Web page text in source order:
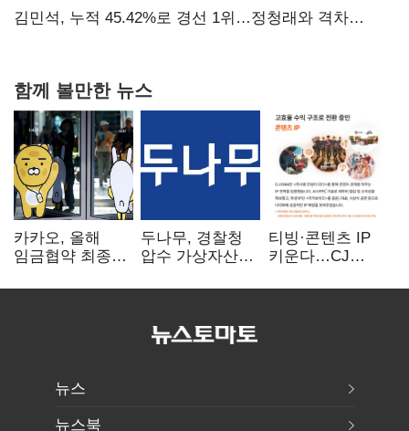
탈환'(종합)
김민석, 누적 45.42%로 경선 1위…정청래와 격차
함께 볼만한 뉴스
카카오, 올해
임금협약 최종
인상·격려금
두나무, 경찰청
압수 가상자산
커스터디 사업
티빙·콘텐츠 IP
키운다…CJ
글로벌 확장 가속
뉴스
뉴스북